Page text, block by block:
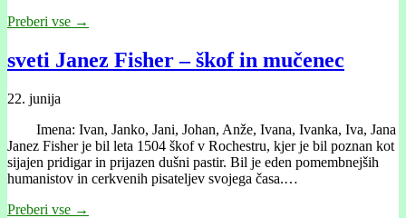
Preberi vse →
sveti Janez Fisher – škof in mučenec
22. junija
Imena: Ivan, Janko, Jani, Johan, Anže, Ivana, Ivanka, Iva, Jana
Janez Fisher je bil leta 1504 škof v Rochestru, kjer je bil poznan kot
sijajen pridigar in prijazen dušni pastir. Bil je eden pomembnejših
humanistov in cerkvenih pisateljev svojega časa.…
Preberi vse →